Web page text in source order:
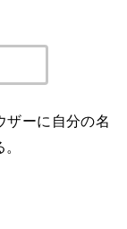
ザーに自分の名